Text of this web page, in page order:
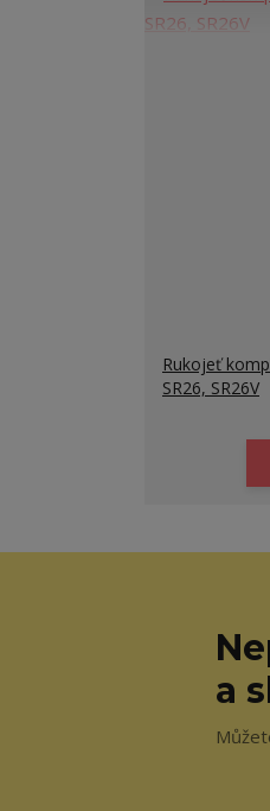
Rukojeť
SR26, SR26V
a